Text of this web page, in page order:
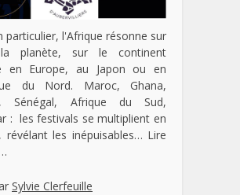
particulier, l'Afrique résonne sur
planète, sur le continent
en Europe, au Japon ou en
du Nord. Maroc, Ghana,
Sénégal, Afrique du Sud,
: les festivals se multiplient en
révélant les inépuisables… Lire
Sylvie Clerfeuille